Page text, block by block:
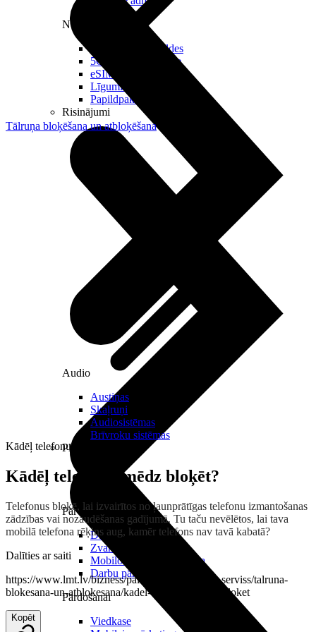
Noderīgi
Jautājumi un atbildes
5G pārklājuma karte
eSIM tehnoloģija
Līgumi un noteikumi
Papildpakalpojumi
Risinājumi
Pārvaldībai
Darbalaika uzskaite
Zvanu pārvaldnieks
Mobilo iekārtu pārvaldība
Darbu pārvaldnieks
Pārdošanai
Viedkase
Audio
Austiņas
Skaļruņi
Audiosistēmas
Brīvroku sistēmas
Planšetes
Tālruņa bloķēšana un atbloķēšana
Kādēļ telefonus mēdz bloķēt?
Kādēļ telefonus mēdz bloķēt?
Telefonus bloķē, lai izvairītos no ļaunprātīgas telefonu izmantošanas
zādzības vai nozaudēšanas gadījumā. Tu taču nevēlētos, lai tava
mobilā telefona rēķins aug, kamēr telefons nav tavā kabatā?
Dalīties ar saiti
https://www.lmt.lv/bizness/palidziba/iekartas-un-serviss/talruna-
blokesana-un-atblokesana/kadel-telefonus-medz-bloket
Kopēt